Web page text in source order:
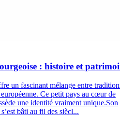
: histoire et
un fascinant mélange entre
Ce petit pays au cœur de
une identité vraiment unique.Son
bâti au fil des siècl...